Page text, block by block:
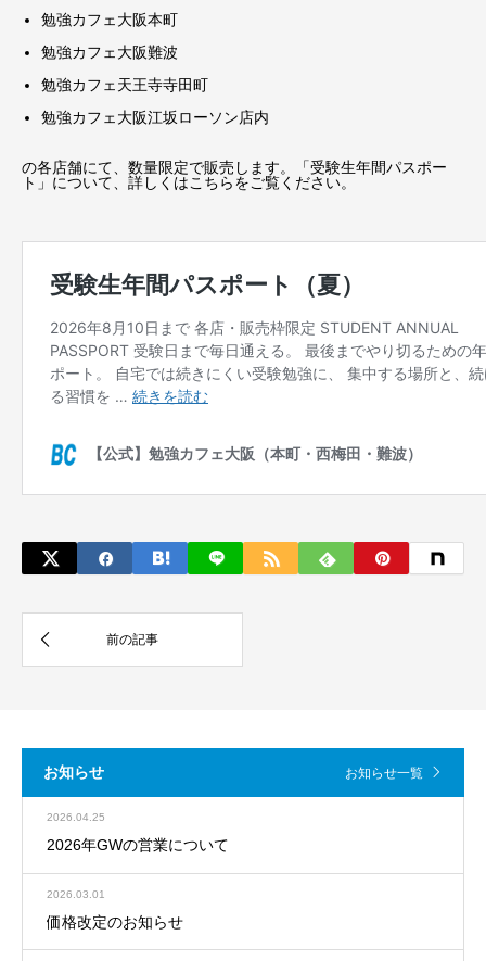
勉強カフェ大阪本町
勉強カフェ大阪難波
勉強カフェ天王寺寺田町
勉強カフェ大阪江坂ローソン店内
の各店舗にて、数量限定で販売します。「受験生年間パスポー
ト」について、詳しくはこちらをご覧ください。
お知らせ お知らせ一覧
2026.04.25
2026年GWの営業について
2026.03.01
価格改定のお知らせ